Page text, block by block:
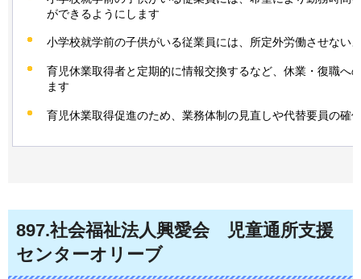
ができるようにします
小学校就学前の子供がいる従業員には、所定外労働させない
育児休業取得者と定期的に情報交換するなど、休業・復職へ
ます
育児休業取得促進のため、業務体制の見直しや代替要員の確
897.社会福祉法人興愛会 児童通所支援
センターオリーブ